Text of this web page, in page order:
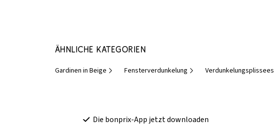
Ähnliche Kategorien
Gardinen in Beige Fensterverdunkelung Verdunkelungsplissees
Die bonprix-App jetzt downloaden